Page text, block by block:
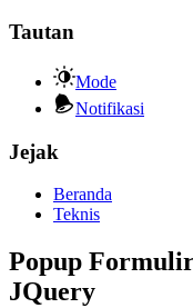
Tautan
Mode
Notifikasi
Jejak
Beranda
Teknis
Popup
JQuery